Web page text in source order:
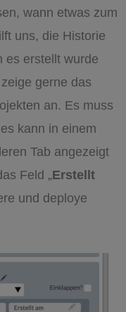
wann etwas zum
uns, die Historie
es erstellt wurde
gerne das
an. Es muss
kann in einem
Tab angezeigt
Feld „Erstellt
und deploye